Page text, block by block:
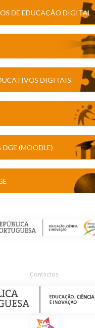
DE EDUCAÇÃO DIGITAL
DIGITAIS
DGE (MOODLE)
Contactos